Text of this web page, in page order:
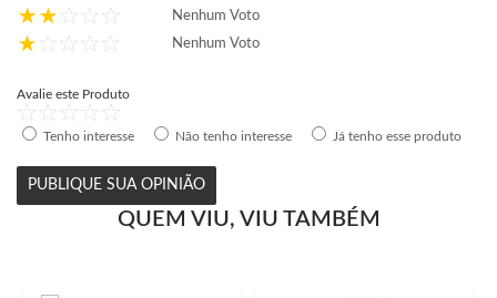
Nenhum Voto
Nenhum Voto
Avalie este Produto
Tenho interesse Não tenho interesse Já tenho esse produto
PUBLIQUE SUA OPINIÃO
QUEM VIU, VIU TAMBÉM